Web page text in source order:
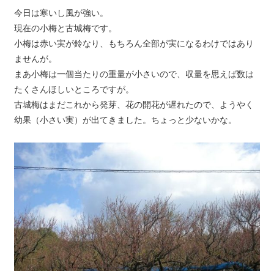
今日は寒いし風が強い。
現在の小梅と古城梅です。
小梅は赤い実が鈴なり、もちろん全部が実になるわけではあり
ませんが。
まあ小梅は一個当たりの重量が小さいので、収量を思えば数は
たくさんほしいところですが。
古城梅はまだこれから発芽、花の開花が遅れたので、ようやく
幼果（小さい実）が出てきました。ちょっと少ないかな。